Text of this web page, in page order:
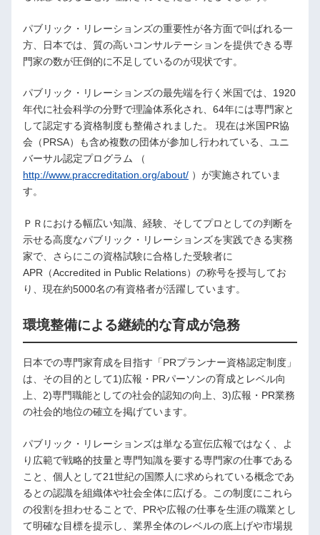
パブリック・リレーションズの重要性が各方面で叫ばれる一
方、日本では、質の高いコンサルテーションを提供できる専
門家の数が圧倒的に不足しているのが現状です。
パブリック・リレーションズの最先端を行く米国では、1920
年代に社会科学の分野で理論体系化され、64年には専門家と
して認定する資格制度も整備されました。 現在は米国PR協
会（PRSA）も含め複数の団体が参加し行われている、ユニ
バーサル認定プログラム （
http://www.praccreditation.org/about/ ）が実施されていま
す。
ＰＲにおける幅広い知識、経験、そしてプロとしての判断を
示せる高度なパブリック・リレーションズを実践できる実務
家で、さらにこの資格試験に合格した受験者に
APR（Accredited in Public Relations）の称号を授与してお
り、現在約5000名の有資格者が活躍しています。
環境整備による継続的な育成が急務
日本での専門家育成を目指す「PRプランナー資格認定制度」
は、その目的として1)広報・PRパーソンの育成とレベル向
上、2)専門職能としての社会的認知の向上、3)広報・PR業務
の社会的地位の確立を掲げています。
パブリック・リレーションズは単なる宣伝広報ではなく、よ
り広範で戦略的技量と専門知識を要する専門家の仕事である
こと、個人として21世紀の国際人に求められている概念であ
るとの認識を組織体や社会全体に広げる。この制度にこれら
の役割を担わせることで、PRや広報の仕事を生涯の職業とし
て明確な目標を提示し、業界全体のレベルの底上げや市場規